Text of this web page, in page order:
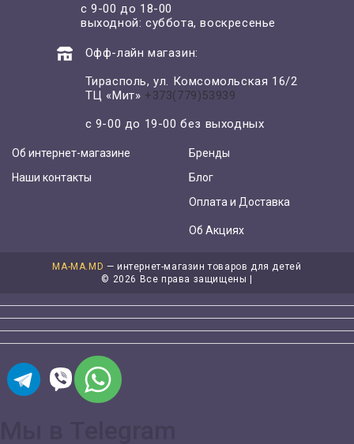
с 9-00 до 18-00
выходной: суббота, воскресенье
Офф-лайн магазин:
Тирасполь, ул. Комсомольская 16/2
ТЦ «Мит» +373(779)53939
с 9-00 до 19-00 без выходных
Об интернет-магазине
Наши контакты
Бренды
Блог
Оплата и Доставка
Об Акциях
MA-MA.MD — интернет-магазин товаров для детей
© 2026 Все права защищены |